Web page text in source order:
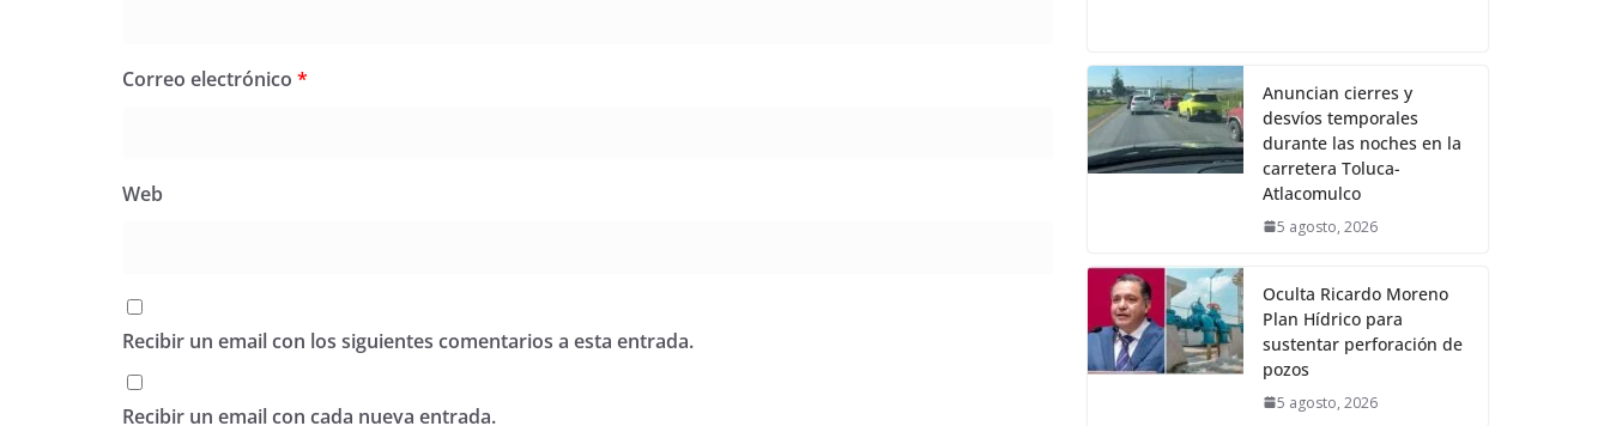
Correo electrónico *
Web
Recibir un email con los siguientes comentarios a esta entrada.
Recibir un email con cada nueva entrada.
Anuncian cierres y
desvíos temporales
durante las noches en la
carretera Toluca-
Atlacomulco
5 agosto, 2026
Oculta Ricardo Moreno
Plan Hídrico para
sustentar perforación de
pozos
5 agosto, 2026